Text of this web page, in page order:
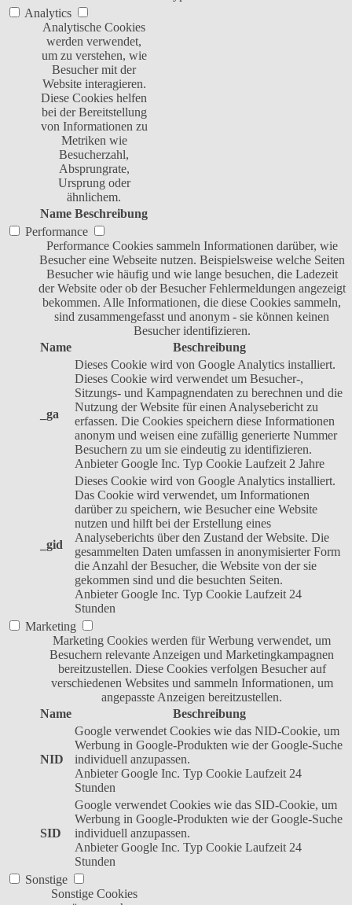
Analytics
Analytische Cookies
werden verwendet,
um zu verstehen, wie
Besucher mit der
Website interagieren.
Diese Cookies helfen
bei der Bereitstellung
von Informationen zu
Metriken wie
Besucherzahl,
Absprungrate,
Ursprung oder
ähnlichem.
Name Beschreibung
Performance
Performance Cookies sammeln Informationen darüber, wie
Besucher eine Webseite nutzen. Beispielsweise welche Seiten
Besucher wie häufig und wie lange besuchen, die Ladezeit
der Website oder ob der Besucher Fehlermeldungen angezeigt
bekommen. Alle Informationen, die diese Cookies sammeln,
sind zusammengefasst und anonym - sie können keinen
Besucher identifizieren.
Name
Beschreibung
_ga
Dieses Cookie wird von Google Analytics installiert.
Dieses Cookie wird verwendet um Besucher-,
Sitzungs- und Kampagnendaten zu berechnen und die
Nutzung der Website für einen Analysebericht zu
erfassen. Die Cookies speichern diese Informationen
anonym und weisen eine zufällig generierte Nummer
Besuchern zu um sie eindeutig zu identifizieren.
Anbieter Google Inc. Typ Cookie Laufzeit 2 Jahre
_gid
Dieses Cookie wird von Google Analytics installiert.
Das Cookie wird verwendet, um Informationen
darüber zu speichern, wie Besucher eine Website
nutzen und hilft bei der Erstellung eines
Analyseberichts über den Zustand der Website. Die
gesammelten Daten umfassen in anonymisierter Form
die Anzahl der Besucher, die Website von der sie
gekommen sind und die besuchten Seiten.
Anbieter Google Inc. Typ Cookie Laufzeit 24
Stunden
Marketing
Marketing Cookies werden für Werbung verwendet, um
Besuchern relevante Anzeigen und Marketingkampagnen
bereitzustellen. Diese Cookies verfolgen Besucher auf
verschiedenen Websites und sammeln Informationen, um
angepasste Anzeigen bereitzustellen.
Name
Beschreibung
NID
Google verwendet Cookies wie das NID-Cookie, um
Werbung in Google-Produkten wie der Google-Suche
individuell anzupassen.
Anbieter Google Inc. Typ Cookie Laufzeit 24
Stunden
SID
Google verwendet Cookies wie das SID-Cookie, um
Werbung in Google-Produkten wie der Google-Suche
individuell anzupassen.
Anbieter Google Inc. Typ Cookie Laufzeit 24
Stunden
Sonstige
Sonstige Cookies